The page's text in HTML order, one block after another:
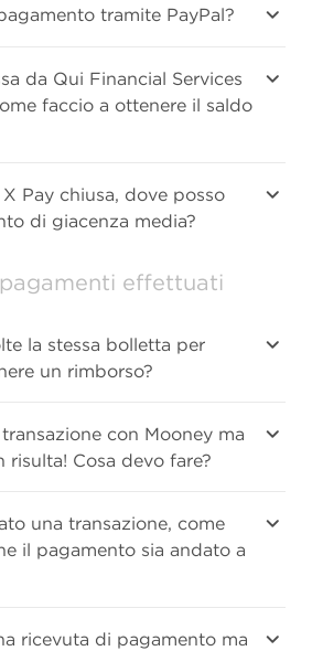
tramite PayPal?
da Qui Financial Services
faccio a ottenere il saldo
Pay chiusa, dove posso
di giacenza media?
effettuati
la stessa bolletta per
un rimborso?
con Mooney ma
risulta! Cosa devo fare?
una transazione, come
il pagamento sia andato a
ricevuta di pagamento ma